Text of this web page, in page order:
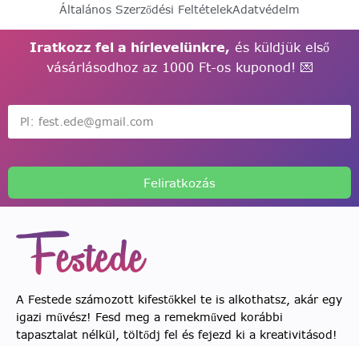
Általános Szerződési FeltételekAdatvédelm
Iratkozz fel a hírlevelünkre, és küldjük első
vásárlásodhoz az 1000 Ft-os kuponod! 💌
Feliratkozás
A Festede számozott kifestőkkel te is alkothatsz, akár egy
igazi művész! Fesd meg a remekműved korábbi
tapasztalat nélkül, töltődj fel és fejezd ki a kreativitásod!